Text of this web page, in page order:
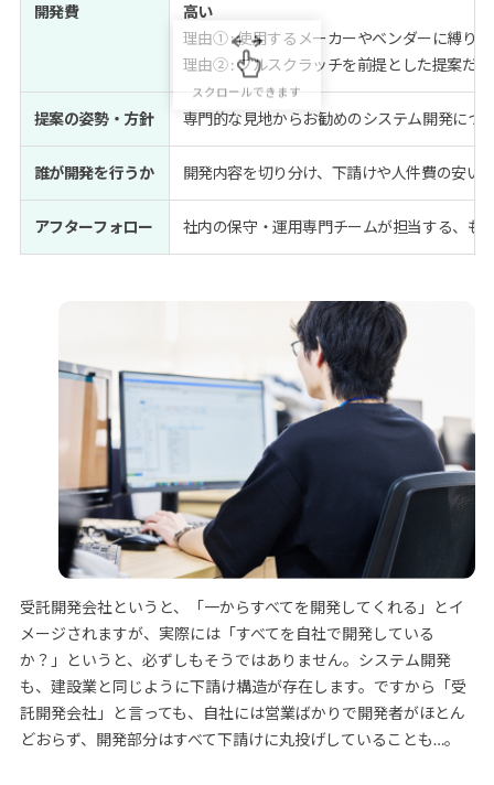
開発費
高い
理由① : 使用するメーカーやベンダーに縛り
理由② : フルスクラッチを前提とした提案だ
提案の姿勢・方針 専門的な見地からお勧めのシステム開発につ
誰が開発を行うか 開発内容を切り分け、下請けや人件費の安い
アフターフォロー 社内の保守・運用専門チームが担当する、も
受託開発会社というと、「一からすべてを開発してくれる」とイ
メージされますが、実際には「すべてを自社で開発している
か？」というと、必ずしもそうではありません。システム開発
も、建設業と同じように下請け構造が存在します。ですから「受
託開発会社」と言っても、自社には営業ばかりで開発者がほとん
どおらず、開発部分はすべて下請けに丸投げしていることも…。